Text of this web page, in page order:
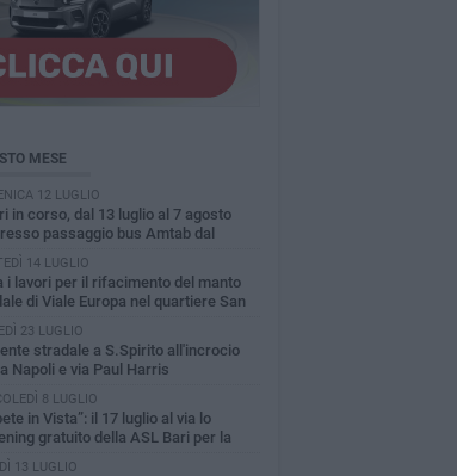
MESE
12 LUGLIO
in corso, dal 13 luglio al 7 agosto
passaggio bus Amtab dal
14 LUGLIO
i lavori per il rifacimento del manto
di Viale Europa nel quartiere San
23 LUGLIO
stradale a S.Spirito all'incrocio
Napoli e via Paul Harris
8 LUGLIO
in Vista”: il 17 luglio al via lo
gratuito della ASL Bari per la
13 LUGLIO